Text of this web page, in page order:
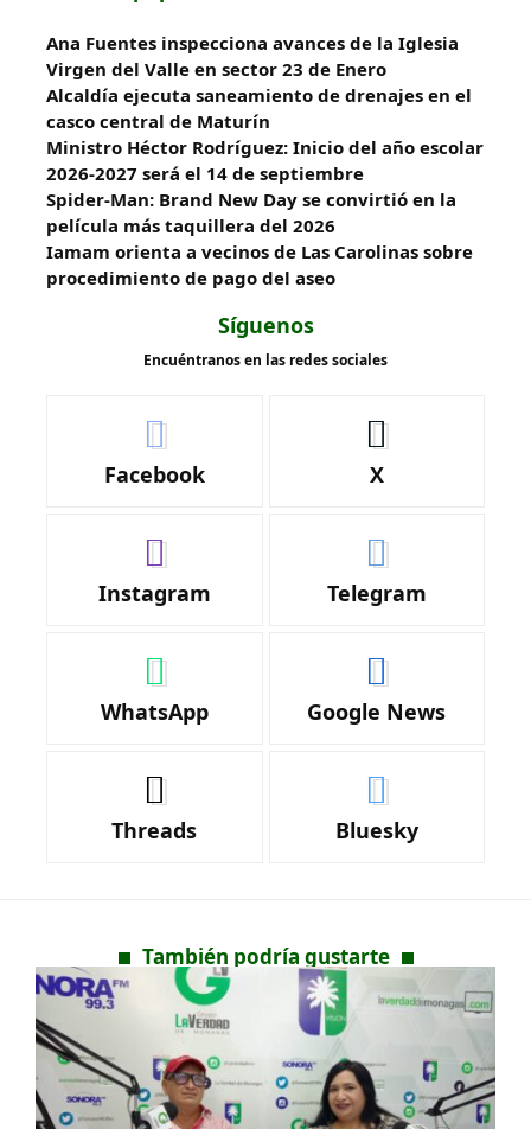
Ana Fuentes inspecciona avances de la Iglesia
Virgen del Valle en sector 23 de Enero
Alcaldía ejecuta saneamiento de drenajes en el
casco central de Maturín
Ministro Héctor Rodríguez: Inicio del año escolar
2026-2027 será el 14 de septiembre
Spider-Man: Brand New Day se convirtió en la
película más taquillera del 2026
Iamam orienta a vecinos de Las Carolinas sobre
procedimiento de pago del aseo
Síguenos
Encuéntranos en las redes sociales
Facebook X
Instagram Telegram
WhatsApp Google News
Threads Bluesky
También podría gustarte